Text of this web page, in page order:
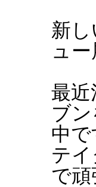
新
ュ
最
ブ
中で
テ
で